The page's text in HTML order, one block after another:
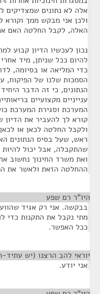
אלה לא נתונים
ולכן אני מבקש ממך וקורא
האלה, לקבל החלטה האם
נכון לעכשיו הדיון קבוע
להיום ככל שניתן, מיד
כדי המליאה או בסיומה,
הסמכות שלנו של הפיקוח,
הנתונים, כי זה הדבר
ענייניים מקצועיים
המערכת וסגירת המערכת
קורא לך להעביר את
ולקבל החלטה לכאן או
ראש, שעל בסיס הנתונים
שהתקבלה, אבל יכול
ואת משרד החינוך נחשוב
ההחלטה הזאת ולאשר את
היו"ר רם שפע
בבקשה. אני רק אגיד
מתי נקבל את התקנות כדי
ככל האפשר.
יוראי להב הרצנו (יש
אני יודע.